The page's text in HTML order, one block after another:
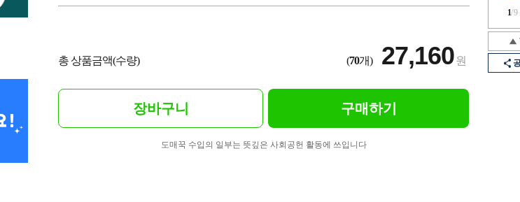
1/9
총 상품금액(수량) (70개) 27,160원
장바구니 구매하기
도매꾹 수입의 일부는 뜻깊은 사회공헌 활동에 쓰입니다